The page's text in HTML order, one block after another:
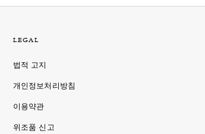
LEGAL
법적 고지
개인정보처리방침
이용약관
위조품 신고